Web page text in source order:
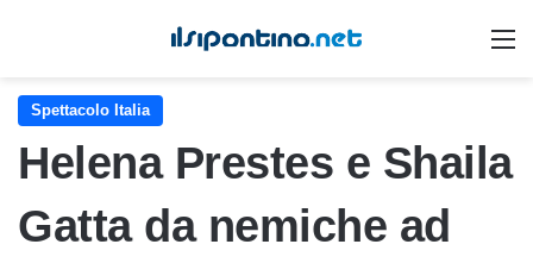
Spettacolo Italia
Helena Prestes e Shaila
Gatta da nemiche ad